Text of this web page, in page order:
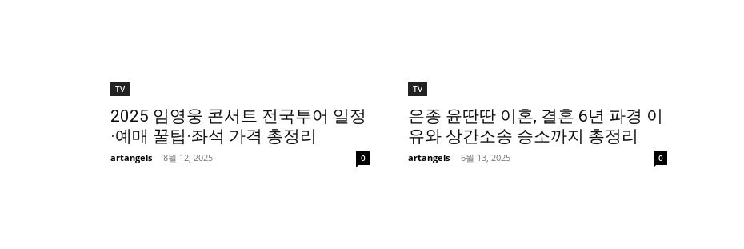
TV
2025 임영웅 콘서트 전국투어 일정
·예매 꿀팁·좌석 가격 총정리
artangels - 8월 12, 2025 0
TV
은종 윤딴딴 이혼, 결혼 6년 파경 이
유와 상간소송 승소까지 총정리
artangels - 6월 13, 2025 0